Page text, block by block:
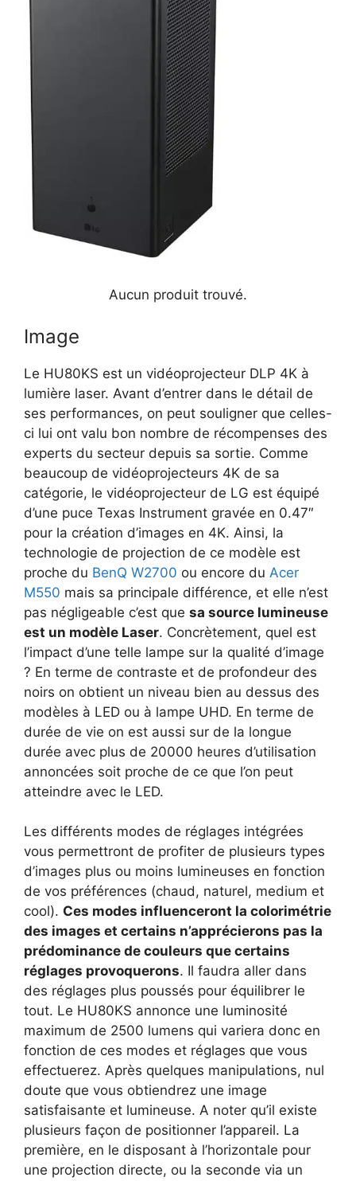
Aucun produit trouvé.
Image
Le HU80KS est un vidéoprojecteur DLP 4K à
lumière laser. Avant d’entrer dans le détail de
ses performances, on peut souligner que celles-
ci lui ont valu bon nombre de récompenses des
experts du secteur depuis sa sortie. Comme
beaucoup de vidéoprojecteurs 4K de sa
catégorie, le vidéoprojecteur de LG est équipé
d’une puce Texas Instrument gravée en 0.47″
pour la création d’images en 4K. Ainsi, la
technologie de projection de ce modèle est
proche du BenQ W2700 ou encore du Acer
M550 mais sa principale différence, et elle n’est
pas négligeable c’est que sa source lumineuse
est un modèle Laser. Concrètement, quel est
l’impact d’une telle lampe sur la qualité d’image
? En terme de contraste et de profondeur des
noirs on obtient un niveau bien au dessus des
modèles à LED ou à lampe UHD. En terme de
durée de vie on est aussi sur de la longue
durée avec plus de 20000 heures d’utilisation
annoncées soit proche de ce que l’on peut
atteindre avec le LED.
Les différents modes de réglages intégrées
vous permettront de profiter de plusieurs types
d’images plus ou moins lumineuses en fonction
de vos préférences (chaud, naturel, medium et
cool). Ces modes influenceront la colorimétrie
des images et certains n’apprécierons pas la
prédominance de couleurs que certains
réglages provoquerons. Il faudra aller dans
des réglages plus poussés pour équilibrer le
tout. Le HU80KS annonce une luminosité
maximum de 2500 lumens qui variera donc en
fonction de ces modes et réglages que vous
effectuerez. Après quelques manipulations, nul
doute que vous obtiendrez une image
satisfaisante et lumineuse. A noter qu’il existe
plusieurs façon de positionner l’appareil. La
première, en le disposant à l’horizontale pour
une projection directe, ou la seconde via un